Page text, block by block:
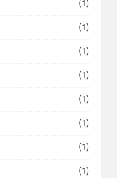
(1)
(1)
(1)
(1)
(1)
(1)
(1)
(1)